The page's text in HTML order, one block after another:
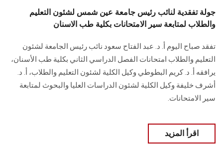
جولة تفقدية لنائب رئيس جامعة عين شمس لشئون التعليم
والطلاب لمتابعة سير الامتحانات بكلية طب الاسنان
تفقد صباح اليوم أ. د. عبد الفتاح سعود نائب رئيس الجامعة لشئون
التعليم والطلاب امتحانات الفصل الدراسي الثاني بكلية طب الأسنان،
يرافقه أ. د. كريم البطوطي وكيل الكلية لشئون التعليم والطلاب، أ. د.
أشرف خليفة وكيل الكلية لشئون الدراسات العليا والبحوث لمتابعة
سير الامتحانات.
اقرأ المزيد